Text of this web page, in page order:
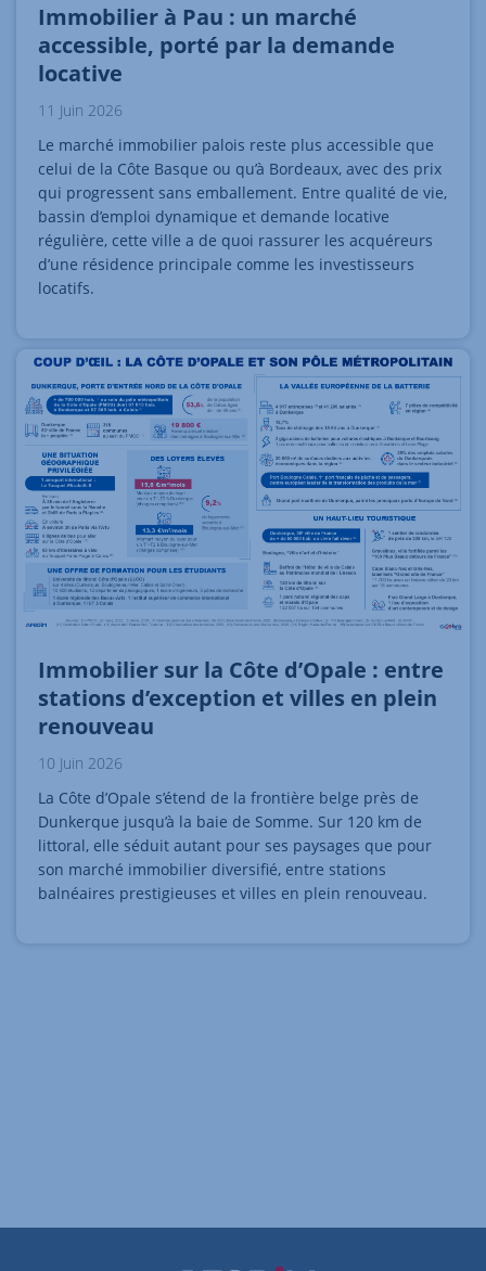
Immobilier à Pau : un marché
accessible, porté par la demande
locative
11 Juin 2026
Le marché immobilier palois reste plus accessible que
celui de la Côte Basque ou qu’à Bordeaux, avec des prix
qui progressent sans emballement. Entre qualité de vie,
bassin d’emploi dynamique et demande locative
régulière, cette ville a de quoi rassurer les acquéreurs
d’une résidence principale comme les investisseurs
locatifs.
Immobilier sur la Côte d’Opale : entre
stations d’exception et villes en plein
renouveau
10 Juin 2026
La Côte d’Opale s’étend de la frontière belge près de
Dunkerque jusqu’à la baie de Somme. Sur 120 km de
littoral, elle séduit autant pour ses paysages que pour
son marché immobilier diversifié, entre stations
balnéaires prestigieuses et villes en plein renouveau.